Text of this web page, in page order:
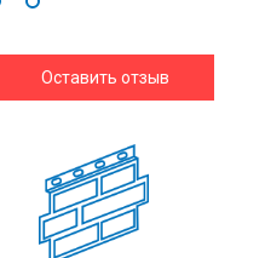
Оставить отзыв